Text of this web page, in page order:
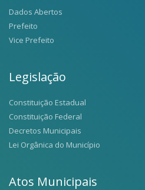
Dados Abertos
Prefeito
Vice Prefeito
Legislação
Constituição Estadual
Constituição Federal
Decretos Municipais
Lei Orgânica do Município
Atos Municipais